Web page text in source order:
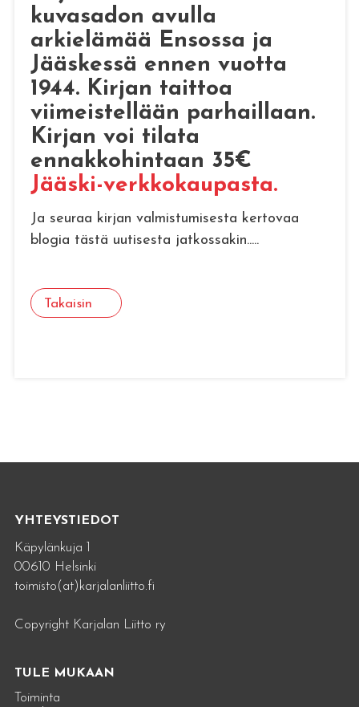
kuvasadon avulla
arkielämää Ensossa ja
Jääskessä ennen vuotta
1944. Kirjan taittoa
viimeistellään parhaillaan.
Kirjan voi tilata
ennakkohintaan 35€
Jääski-verkkokaupasta.
Ja seuraa kirjan valmistumisesta kertovaa
blogia tästä uutisesta jatkossakin.....
Takaisin
YHTEYSTIEDOT
Käpylänkuja 1
00610 Helsinki
toimisto(at)karjalanliitto.fi
Copyright Karjalan Liitto ry
TULE MUKAAN
Toiminta